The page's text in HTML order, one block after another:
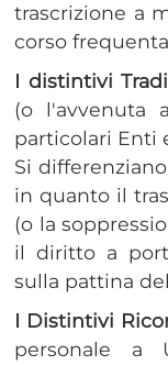
trascrizione a
corso
I distintivi
(o l'avvenuta
particolari Enti
Si
in quanto il
(o la
il diritto a
sulla pattina
I Distintivi
personale a